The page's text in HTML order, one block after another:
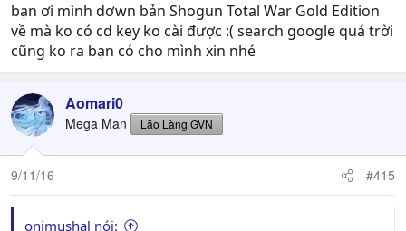
bạn ơi mình dơwn bản Shogun Total War Gold Edition
về mà ko có cd key ko cài được :( search google quá trời
cũng ko ra bạn có cho mình xin nhé
Aomari0
Mega Man Lão Làng GVN
9/11/16 #415
onimushal nói: